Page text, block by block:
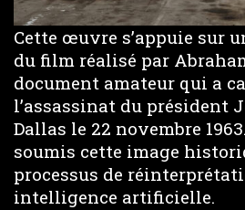
Cette œuvre s’appuie sur
du film réalisé par
document amateur qui a
l’assassinat du président
Dallas le 22 novembre
soumis cette image
processus de
intelligence artificielle.